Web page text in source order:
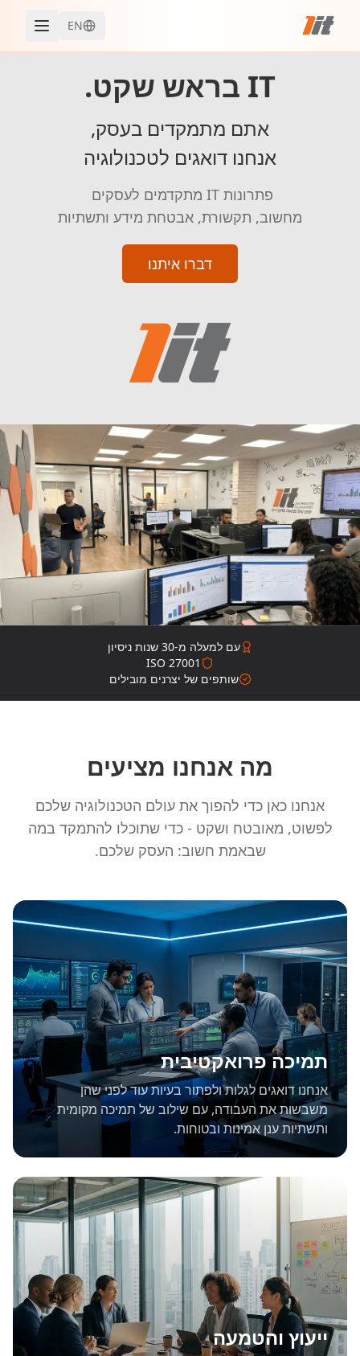
EN
IT בראש שקט.
אתם מתמקדים בעסק,
אנחנו דואגים לטכנולוגיה
מחשוב, תקשורת, אבטחת מידע ותשתיות
דברו איתנו
עם למעלה מ-30 שנות ניסיון
ISO 27001
שותפים של יצרנים מובילים
מה אנחנו מציעים
אנחנו כאן כדי להפוך את עולם הטכנולוגיה שלכם
לפשוט, מאובטח ושקט - כדי שתוכלו להתמקד במה
שבאמת חשוב: העסק שלכם.
תמיכה פרואקטיבית
אנחנו דואגים לגלות ולפתור בעיות עוד לפני שהן
משבשות את העבודה, עם שילוב של תמיכה מקומית
ותשתיות ענן אמינות ובטוחות.
ייעוץ והטמעה